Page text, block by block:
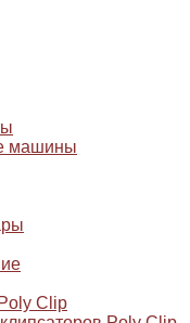
машины
Clip